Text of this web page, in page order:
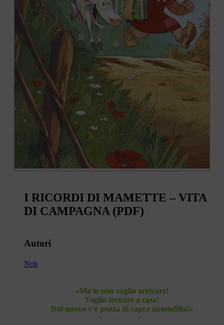
I RICORDI DI MAMETTE – VITA
DI CAMPAGNA (PDF)
Autori
Nob
«Ma io non voglio arrivare!
Voglio tornare a casa!
Dal nonno c’è puzza di capra ammuffita!»